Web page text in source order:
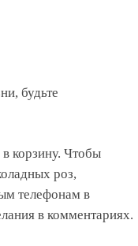
будьте
в корзину. Чтобы
роз,
телефонам в
в комментариях.